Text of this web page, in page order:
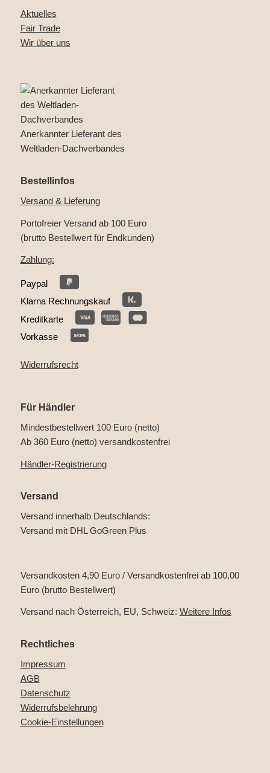
Aktuelles
Fair Trade
Wir über uns
Anerkannter Lieferant des
Weltladen-Dachverbandes
Bestellinfos
Versand & Lieferung
Portofreier Versand ab 100 Euro
(brutto Bestellwert für Endkunden)
Zahlung:
Paypal
Klarna Rechnungskauf
Kreditkarte
Vorkasse
Widerrufsrecht
Für Händler
Mindestbestellwert 100 Euro (netto)
Ab 360 Euro (netto) versandkostenfrei
Händler-Registrierung
Versand
Versand innerhalb Deutschlands:
Versand mit DHL GoGreen Plus
Versandkosten 4,90 Euro / Versandkostenfrei ab 100,00
Euro (brutto Bestellwert)
Versand nach Österreich, EU, Schweiz: Weitere Infos
Rechtliches
Impressum
AGB
Datenschutz
Widerrufsbelehrung
Cookie-Einstellungen